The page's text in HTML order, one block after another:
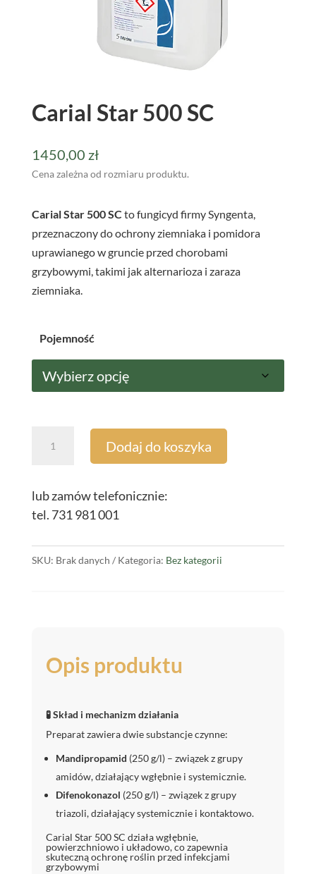
Carial Star 500 SC
1450,00 zł
Cena zależna od rozmiaru produktu.
Carial Star 500 SC to fungicyd firmy Syngenta,
przeznaczony do ochrony ziemniaka i pomidora
uprawianego w gruncie przed chorobami
grzybowymi, takimi jak alternarioza i zaraza
ziemniaka.
Pojemność
Carial
500
SC
Dodaj do koszyka
lub zamów telefonicznie:
tel. 731 981 001
SKU: Brak danych Kategoria: Bez kategorii
Opis produktu
🧪 Skład i mechanizm działania
Preparat zawiera dwie substancje czynne:
Mandipropamid (250 g/l) – związek z grupy
amidów, działający wgłębnie i systemicznie.
Difenokonazol (250 g/l) – związek z grupy
triazoli, działający systemicznie i kontaktowo.
Carial Star 500 SC działa wgłębnie,
powierzchniowo i układowo, co zapewnia
skuteczną ochronę roślin przed infekcjami
grzybowymi